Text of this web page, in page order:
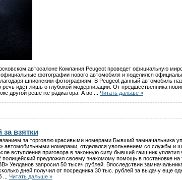
автосалоне Компания Peugeot проведет официальную
фотографии нового автомобиля и поделился
шпионским фотографиям. В Peugeot данный автомобиль
речь идет лишь о глубокой модернизации. От предшественника
другой решетке радиатора. А во
Читать дальше »
взятки
за торговлю красивыми номерами Бывший замначальника
автомобильными номерами, отделался увольнением со службы и
вступления приговора в законную силу бывший гаишник
полицейский предложил своему знакомому помощь в постановке
Уелданов запросил 50 тысяч рублей. Впоследствии
дней получил от посредника 30 тыс. рублей за выдачу еще
Читать дальше »